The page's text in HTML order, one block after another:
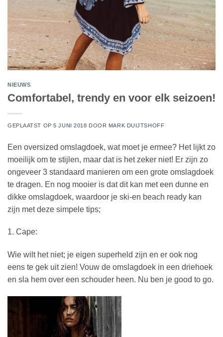
NIEUWS
Comfortabel, trendy en voor elk seizoen!
GEPLAATST OP5 JUNI 2018 DOOR MARK DUIJTSHOFF
Een oversized omslagdoek, wat moet je ermee? Het lijkt zo
moeilijk om te stijlen, maar dat is het zeker niet! Er zijn zo
ongeveer 3 standaard manieren om een grote omslagdoek
te dragen. En nog mooier is dat dit kan met een dunne en
dikke omslagdoek, waardoor je ski-en beach ready kan
zijn met deze simpele tips;
1. Cape:
Wie wilt het niet; je eigen superheld zijn en er ook nog
eens te gek uit zien! Vouw de omslagdoek in een driehoek
en sla hem over een schouder heen. Nu ben je good to go.